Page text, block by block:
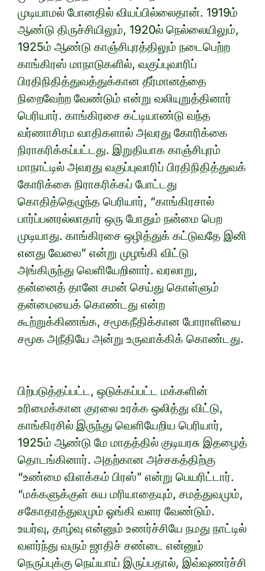
முடியாமல் போனதில் வியப்பில்லைதான். 1919ம்
ஆண்டு திருச்சியிலும், 1920ல் நெல்லையிலும்,
1925ம் ஆண்டு காஞ்சிபுரத்திலும் நடைபெற்ற
காங்கிரஸ் மாநாடுகளில், வகுப்புவாரிப்
பிரதிநிதித்துவத்துக்கான தீர்மானத்தை
நிறைவேற்ற வேண்டும் என்று வலியுறுத்தினார்
பெரியார். காங்கிரசை கட்டியாண்டு வந்த
வர்ணாசிரம வாதிகளால் அவரது கோரிக்கை
நிராகரிக்கப்பட்டது. இறுதியாக காஞ்சிபுரம்
மாநாட்டில் அவரது வகுப்புவாரிப் பிரதிநிதித்துவக்
கோரிக்கை நிராகரிக்கப் போட்டது
கொதித்தெழுந்த பெரியார், “காங்கிரசால்
பார்ப்பனரல்லாதார் ஒரு போதும் நன்மை பெற
முடியாது. காங்கிரசை ஒழித்துக் கட்டுவதே இனி
எனது வேலை” என்று முழங்கி விட்டு
அங்கிருந்து வெளியேறினார். வரலாறு,
தன்னைத் தானே சமன் செய்து கொள்ளும்
தன்மையைக் கொண்டது என்ற
கூற்றுக்கிணங்க, சமூகநீதிக்கான போராளியை
சமூக அநீதியே அன்று உருவாக்கிக் கொண்டது.
பிற்படுத்தப்பட்ட, ஒடுக்கப்பட்ட மக்களின்
உரிமைக்கான குரலை உரக்க ஒலித்து விட்டு,
காங்கிரசில் இருந்து வெளியேறிய பெரியார்,
1925ம் ஆண்டு மே மாதத்தில் குடியரசு இதழைத்
தொடங்கினார். அதற்கான அச்சகத்திற்கு
“உண்மை விளக்கம் பிரஸ்” என்று பெயரிட்டார்.
“மக்களுக்குள் சுய மரியாதையும், சமத்துவமும்,
சகோதரத்துவமும் ஓங்கி வளர வேண்டும்.
உயர்வு, தாழ்வு என்னும் உணர்ச்சியே நமது நாட்டில்
வளர்ந்து வரும் ஜாதிச் சண்டை என்னும்
நெருப்புக்கு நெய்யாய் இருப்பதால், இவ்வுணர்ச்சி